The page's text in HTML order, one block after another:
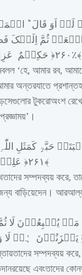
قَالَ اَوَ لَمۡ
اِلَیۡکَ ثُمَّ اجۡعَلۡ
حَکِیۡمٌ ﴿۲۶۰ ﴾٪
বলল ‘হে, আমার রব,
অন্তরযাতে প্রশান্ত
সেগুলোর টুকরোঅংশ রেখে
প্রজ্ঞাময়’ ।
کَمَثَلِ حَبَّۃٍ
﴿۲۶۱﴾
তাদের সম্পদব্যয় করে,
বাড়িয়েদেন । আর
لَا یُتۡبِعُوۡنَ مَاۤ
لَا ہُمۡ یَحۡزَنُوۡنَ
তাদের সম্পদব্যয় করে,
রয়েছে এবংতাদের কোন